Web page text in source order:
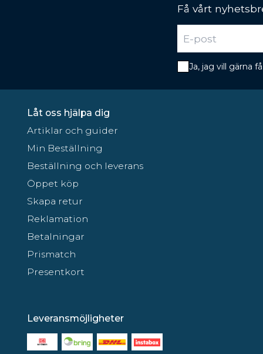
Få vårt
Ja, jag vill gärna
Låt oss hjälpa dig
Artiklar och guider
Min Beställning
Beställning och leverans
Öppet köp
Skapa retur
Reklamation
Betalningar
Prismatch
Presentkort
Leveransmöjligheter